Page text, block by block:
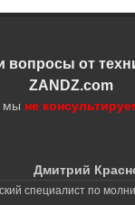
вопросы от
ZANDZ.com
мы не
Дмитрий
специалист по